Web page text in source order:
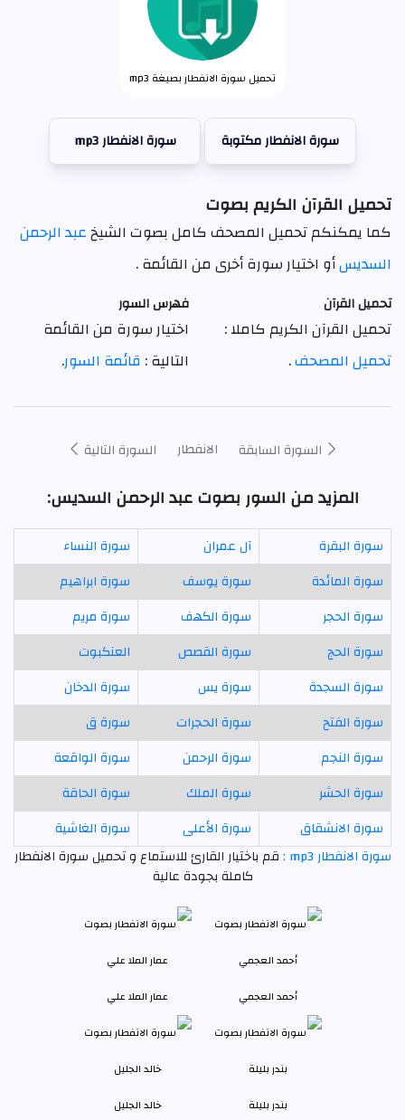
تحميل سورة الانفطار بصيغة mp3
سورة الانفطار مكتوبة سورة الانفطار mp3
تحميل القرآن الكريم بصوت
كما يمكنكم تحميل المصحف كامل بصوت الشيخعبد الرحمن
السديسأو اختيار سورة أخرى من القائمة .
تحميل القرآن
تحميل القرآن الكريم كاملا :
تحميل المصحف.
فهرس السور
اختيار سورة من القائمة
التالية : قائمة السور.
السورة السابقة الانفطار السورة التالية
المزيد من السور بصوت عبد الرحمن السديس:
سورة البقرة آل عمران
سورة النساء
سورة المائدة
سورة يوسف
سورة ابراهيم
سورة الحجر
سورة الكهف
سورة مريم
سورة الحج
سورة القصص
العنكبوت
سورة السجدة
سورة يس
سورة الدخان
سورة الفتح
سورة الحجرات
سورة ق
سورة النجم
سورة الرحمن
سورة الواقعة
سورة الحشر
سورة الملك
سورة الحاقة
سورة الانشقاق
سورة الأعلى
سورة الغاشية
سورة الانفطار mp3 :
قم باختيار القارئ للاستماع و تحميل سورة الانفطار
كاملة بجودة عالية
أحمد العجمي عمار الملا علي
بندر بليلة خالد الجليل